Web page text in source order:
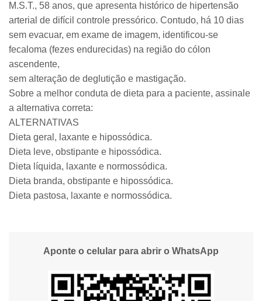
M.S.T., 58 anos, que apresenta histórico de hipertensão
arterial de difícil controle pressórico. Contudo, há 10 dias
sem evacuar, em exame de imagem, identificou-se
fecaloma (fezes endurecidas) na região do cólon
ascendente,
sem alteração de deglutição e mastigação.
Sobre a melhor conduta de dieta para a paciente, assinale
a alternativa correta:
ALTERNATIVAS
Dieta geral, laxante e hipossódica.
Dieta leve, obstipante e hipossódica.
Dieta líquida, laxante e normossódica.
Dieta branda, obstipante e hipossódica.
Dieta pastosa, laxante e normossódica.
Aponte o celular para abrir o WhatsApp